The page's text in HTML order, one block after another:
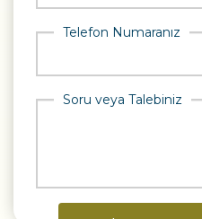
Telefon Numaranız
Soru veya Talebiniz